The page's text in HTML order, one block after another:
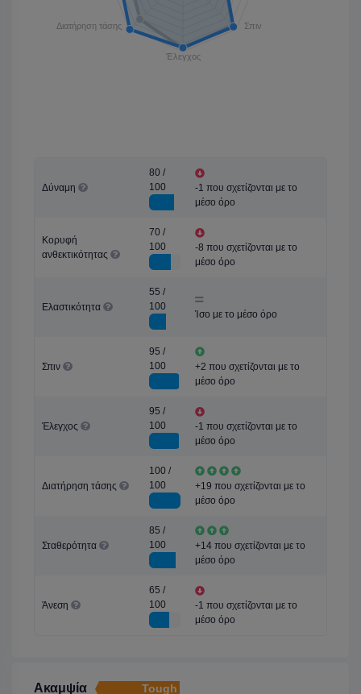
Σπιν
Έλεγχος
Διατήρηση τάσης
Δύναμη
80 /
100
-1 που σχετίζονται με το
μέσο όρο
Κορυφή
ανθεκτικότητας
70 /
100
-8 που σχετίζονται με το
μέσο όρο
Ελαστικότητα
55 /
100
Ίσο με το μέσο όρο
Σπιν
95 /
100
+2 που σχετίζονται με το
μέσο όρο
Έλεγχος
95 /
100
-1 που σχετίζονται με το
μέσο όρο
Διατήρηση τάσης
100 /
100
+19 που σχετίζονται με το
μέσο όρο
Σταθερότητα
85 /
100
+14 που σχετίζονται με το
μέσο όρο
Άνεση
65 /
100
-1 που σχετίζονται με το
μέσο όρο
Ακαμψία Tough